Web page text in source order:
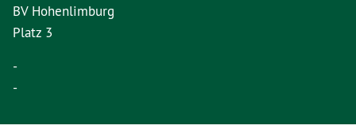
BV Hohenlimburg
Platz 3
-
-